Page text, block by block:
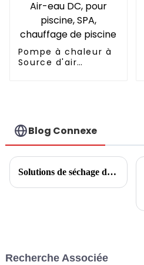
Pompe à chaleur à
Source d'air
Blog Connexe
Solutions de séchage de céréales et de fruits
Recherche Associée